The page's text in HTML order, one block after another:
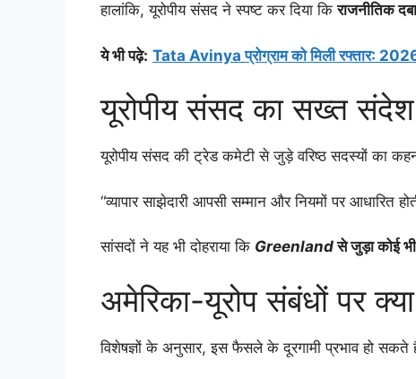
हालांकि, यूरोपीय संसद ने स्पष्ट कर दिया किराजनीतिक
ये भी पढ़े: Tata Avinya प्रोग्राम को मिली रफ्तार: 2026
यूरोपीय संसद का सख्त संदेश
यूरोपीय संसद की ट्रेड कमेटी से जुड़े वरिष्ठ सदस्यों का
“व्यापार साझेदारी आपसी सम्मान और नियमों पर आधारित
सांसदों ने यह भी दोहराया कि Greenlandसे जुड़ा कोई भी
अमेरिका-यूरोप संबंधों पर
विशेषज्ञों के अनुसार, इस फैसले के दूरगामी प्रभाव हो सकते